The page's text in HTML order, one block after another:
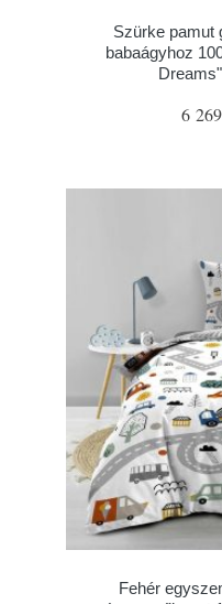
Szürke pamut
babaágyhoz
6
Fehér